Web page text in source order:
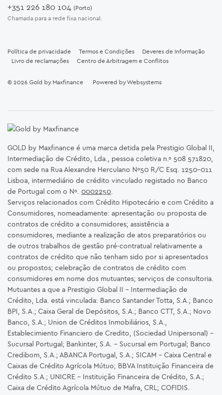
+351 226 180 104 (Porto)
Chamada para a rede fixa nacional.
Política de privacidade Termos e Condições
Deveres de Informação
Livro de reclamações
Centro de Arbitragem e Conflitos
© 2026 Gold by Maxfinance Powered byWebsystems
GOLD by Maxfinance é uma marca detida pela Prestigio Global II,
Intermediação de Crédito, Lda., pessoa coletiva n.º 508 571820,
com sede na Rua Alexandre Herculano Nº50 R/C Esq. 1250-011
Lisboa, intermediário de crédito vinculado registado no Banco
de Portugal com o Nº. 0002250.
Serviços relacionados com Crédito Hipotecário e com Crédito a
Consumidores, nomeadamente: apresentação ou proposta de
contratos de crédito a consumidores; assistência a
consumidores, mediante a realização de atos preparatórios ou
de outros trabalhos de gestão pré-contratual relativamente a
contratos de crédito que não tenham sido por si apresentados
ou propostos; celebração de contratos de crédito com
consumidores em nome dos mutuantes; serviços de consultoria.
Mutuantes a que a Prestigio Global II – Intermediação de
Crédito, Lda. está vinculada: Banco Santander Totta, S.A.; Banco
BPI, S.A.; Caixa Geral de Depósitos, S.A.; Banco CTT, S.A.; Novo
Banco, S.A.; Union de Créditos Inmobiliários, S.A.,
Establecimiento Financiero de Credito, (Sociedad Unipersonal) -
Sucursal Portugal; Bankinter, S.A. – Sucursal em Portugal; Banco
Credibom, S.A.; ABANCA Portugal, S.A.; SICAM - Caixa Central e
Caixas de Crédito Agrícola Mútuo; BBVA Instituição Financeira de
Crédito S.A.; UNICRE – Instituição Financeira de Crédito, S.A.;
Caixa de Crédito Agrícola Mútuo de Mafra, CRL; COFIDIS.